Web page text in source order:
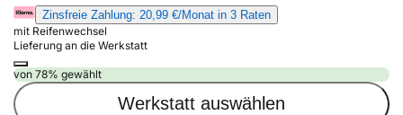
Zinsfreie Zahlung: 20,99 €/Monat in 3 Raten
mit Reifenwechsel
Lieferung an die Werkstatt
von 78% gewählt
Werkstatt auswählen